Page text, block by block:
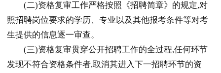
(二)资格复审工作严格按照《招聘简章》的规定,对
照招聘岗位要求的学历、专业以及其他报考条件等对考
生提供的信息逐一审查。
(三)资格复审贯穿公开招聘工作的全过程,任何环节
发现不符合资格条件者,取消其进入下一招聘环节的资